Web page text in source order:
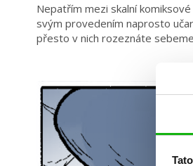
Nepatřím mezi skalní
svým provedením naprosto
přesto v nich rozeznáte